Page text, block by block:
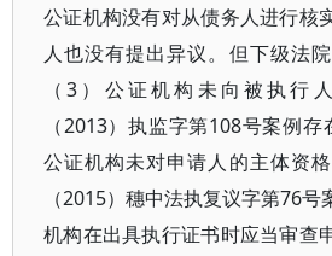
公证机构没有对从债务人进行核
人也没有提出异议。但下级法院
（3）公证机构未向被执行
（2013）执监字第108号案例存
公证机构未对申请人的主体资
（2015）穗中法执复议字第76
机构在出具执行证书时应当审查